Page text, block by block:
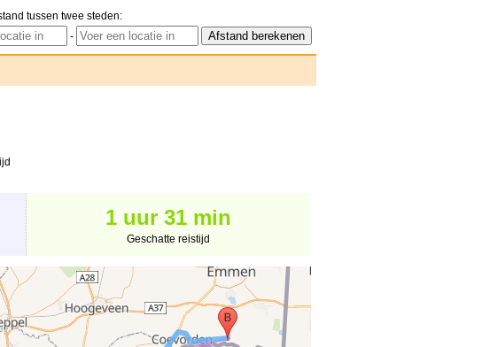
tussen twee steden:
-
1 uur 31 min
Geschatte reistijd